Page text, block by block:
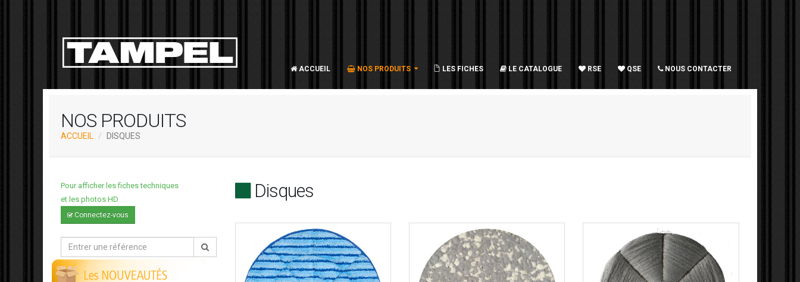
ACCUEIL NOS PRODUITS LES FICHES LE CATALOGUE RSE QSE NOUS CONTACTER
NOS PRODUITS
ACCUEIL DISQUES
Pour afficher les fiches techniques
et les photos HD
Connectez-vous
Disques